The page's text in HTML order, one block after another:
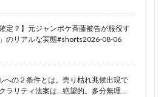
定？】元ジャンポケ斉藤被告が服役す
のリアルな実態#shorts2026-08-06
への２条件とは。売り枯れ兆候出現で
ラリティ法案は…絶望的。多分無理…